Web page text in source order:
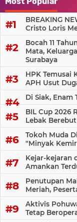
BREAKING
Cristo Loris
Bocah 11
Mata,
Surabaya
HPK Temusai
APH Usut
Di Siak, Enam
BIL Cup 2026
Lebak
Tokoh Muda
"Minyak
Kejar-kejaran
Amankan
Penutupan
Meriah,
Aktivis
Tetap